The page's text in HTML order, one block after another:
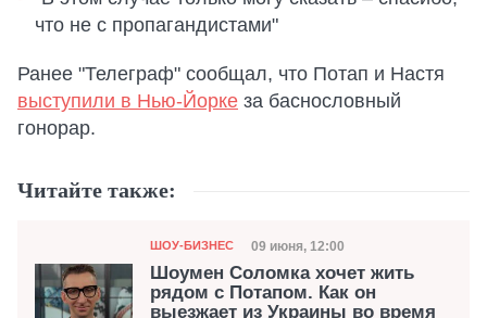
что не с пропагандистами"
Ранее "Телеграф" сообщал, что Потап и Настя
выступили в Нью-Йорке за баснословный
гонорар.
Читайте также:
Категория
ШОУ-БИЗНЕС Дата публикации
09 июня, 12:00
Шоумен Соломка хочет жить
рядом с Потапом. Как он
выезжает из Украины во время